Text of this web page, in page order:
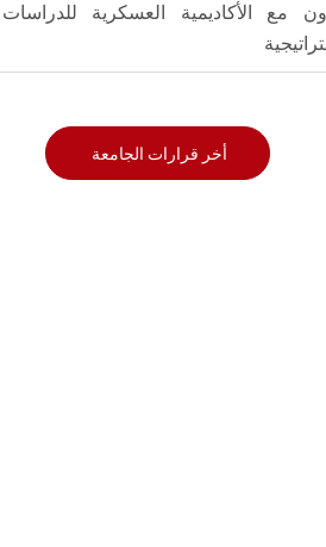
مع الأكاديمية العسكرية للدراسات
أخر قرارات الجامعة